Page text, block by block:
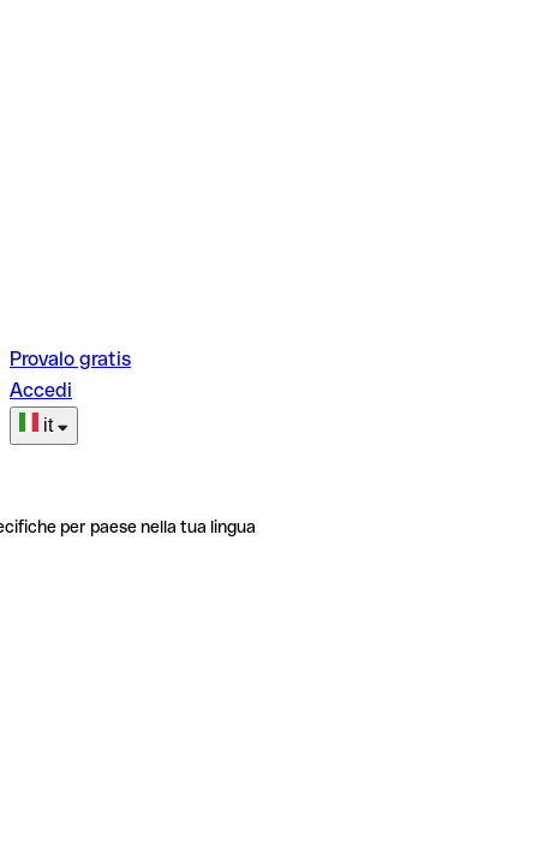
Provalo gratis
Accedi
it
per paese nella tua lingua